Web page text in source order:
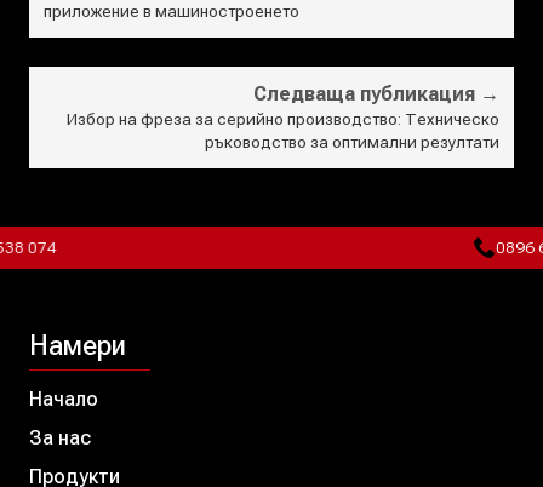
приложение в машиностроенето
Следваща публикация →
Избор на фреза за серийно производство: Техническо
ръководство за оптимални резултати
074 0896
Намери
Начало
За нас
Продукти